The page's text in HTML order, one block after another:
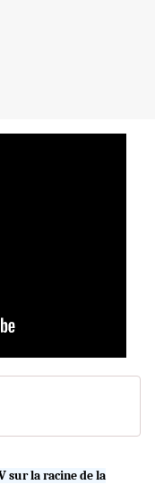
sur la racine de la